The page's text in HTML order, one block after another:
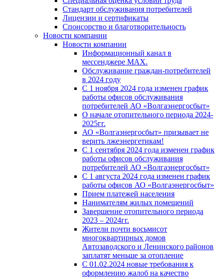
Стандарт обслуживания потребителей
Лицензии и сертификаты
Спонсорство и благотворительность
Новости компании
Новости компании
Информационный канал в
мессенджере MAX.
Обслуживание граждан-потребителей
в 2024 году
С 1 ноября 2024 года изменен график
работы офисов обслуживания
потребителей АО «Волгаэнергосбыт»
О начале отопительного периода 2024-
2025гг.
АО «Волгаэнергосбыт» призывает не
верить лжеэнергетикам!
С 1 сентября 2024 года изменен график
работы офисов обслуживания
потребителей АО «Волгаэнергосбыт»
С 1 августа 2024 года изменен график
работы офисов АО «Волгаэнергосбыт»
Прием платежей населения
Нанимателям жилых помещений
Завершение отопительного периода
2023 – 2024гг.
Жители почти восьмисот
многоквартирных домов
Автозаводского и Ленинского районов
заплатят меньше за отопление
С 01.02.2024 новые требования к
оформлению жалоб на качество